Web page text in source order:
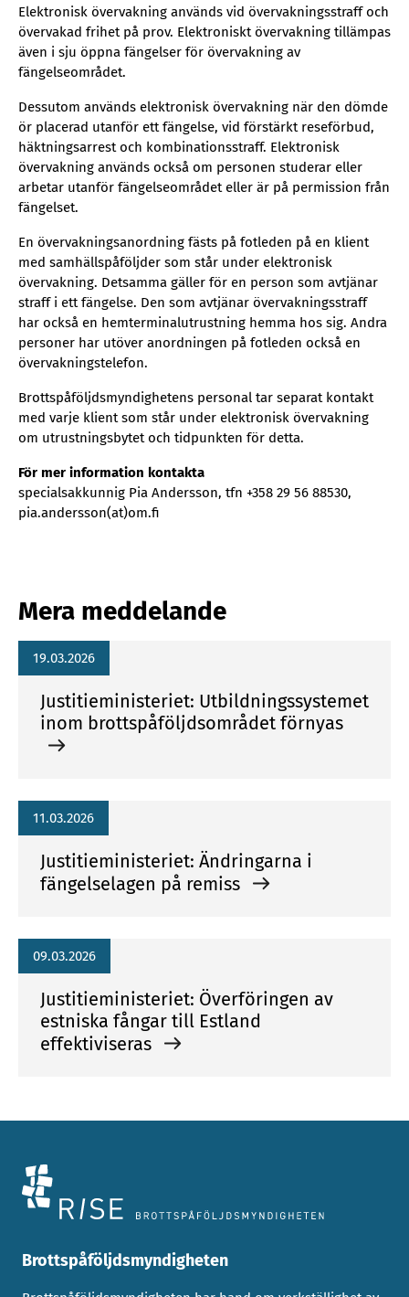
Elektronisk övervakning används vid övervakningsstraff och
övervakad frihet på prov. Elektroniskt övervakning tillämpas
även i sju öppna fängelser för övervakning av
fängelseområdet.
Dessutom används elektronisk övervakning när den dömde
ör placerad utanför ett fängelse, vid förstärkt reseförbud,
häktningsarrest och kombinationsstraff. Elektronisk
övervakning används också om personen studerar eller
arbetar utanför fängelseområdet eller är på permission från
fängelset.
En övervakningsanordning fästs på fotleden på en klient
med samhällspåföljder som står under elektronisk
övervakning. Detsamma gäller för en person som avtjänar
straff i ett fängelse. Den som avtjänar övervakningsstraff
har också en hemterminalutrustning hemma hos sig. Andra
personer har utöver anordningen på fotleden också en
övervakningstelefon.
Brottspåföljdsmyndighetens personal tar separat kontakt
med varje klient som står under elektronisk övervakning
om utrustningsbytet och tidpunkten för detta.
För mer information kontakta
specialsakkunnig Pia Andersson, tfn +358 29 56 88530,
pia.andersson(at)om.fi
Mera meddelande
19.03.2026
Justitieministeriet: Utbildningssystemet
inom brottspåföljdsområdet förnyas
11.03.2026
Justitieministeriet: Ändringarna i
fängelselagen på remiss
09.03.2026
Justitieministeriet: Överföringen av
estniska fångar till Estland
effektiviseras
Brottspåföljdsmyndigheten